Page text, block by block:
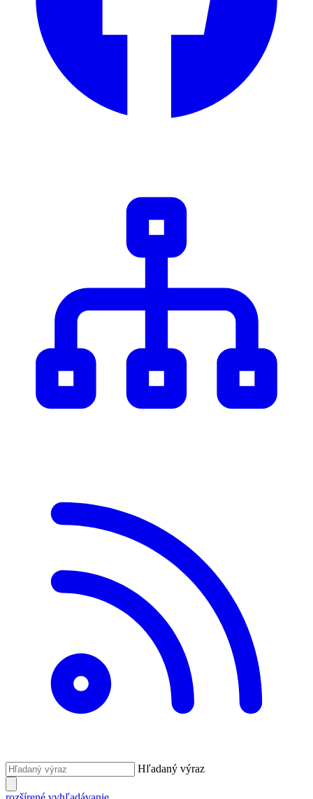
Hľadaný výraz